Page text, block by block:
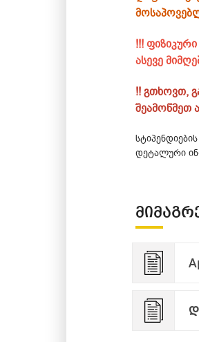
!!!
ასევე
!! გთხოვთ,
შეამოწმეთ
დეტალური